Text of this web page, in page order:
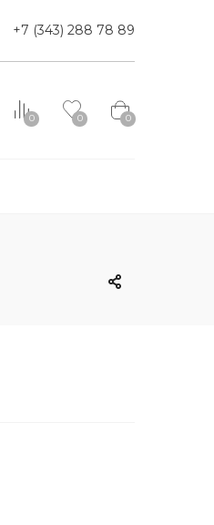
+7 (343) 288 78 89
0 0 0